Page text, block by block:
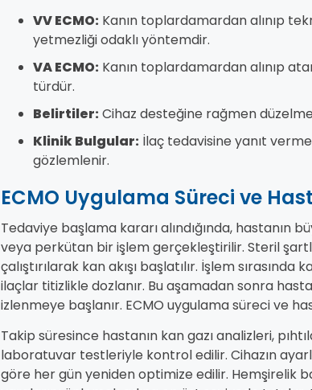
VV ECMO: Kanın toplardamardan alınıp
yetmezliği odaklı yöntemdir.
VA ECMO: Kanın toplardamardan alınıp
türdür.
Belirtiler:Cihaz desteğine rağmen
Klinik Bulgular: İlaç tedavisine yanıt
gözlemlenir.
ECMO Uygulama Süreci ve
Tedaviye başlama kararı alındığında,
veya perkütan bir işlem gerçekleştirilir. Steril
çalıştırılarak kan akışı başlatılır. İşlem
ilaçlar titizlikle dozlanır. Bu aşamadan sonra
izlenmeye başlanır. ECMO uygulama süreci ve
Takip süresince hastanın kan gazı analizleri,
laboratuvar testleriyle kontrol edilir. Cihazın
göre her gün yeniden optimize edilir. Hemşirelik